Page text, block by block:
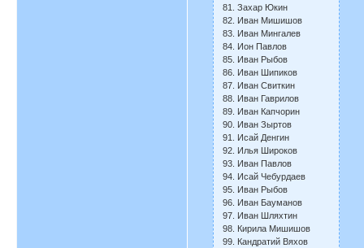
81. Захар Юкин
82. Иван Мишишов
83. Иван Мингалев
84. Ион Павлов
85. Иван Рыбов
86. Иван Шипиков
87. Иван Свиткин
88. Иван Гаврилов
89. Иван Капчорин
90. Иван Зыртов
91. Исай Денгин
92. Илья Широков
93. Иван Павлов
94. Исай Чебурдаев
95. Иван Рыбов
96. Иван Бауманов
97. Иван Шляхтин
98. Кирила Мишишов
99. Кандратий Вяхов